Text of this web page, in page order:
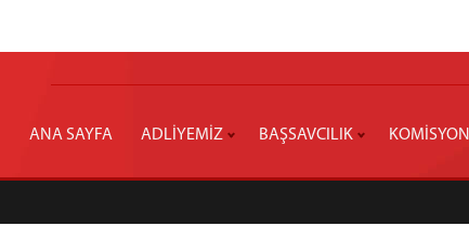
ANA SAYFA ADLİYEMİZ BAŞSAVCILIK KOMİSYON